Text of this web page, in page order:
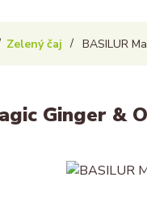
Zelený čaj BASILUR
Ginger &